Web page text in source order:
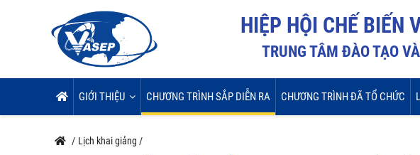
HIỆP HỘI CHẾ BIẾN
TRUNG TÂM ĐÀO TẠO
GIỚI THIỆU CHƯƠNG TRÌNH SẮP DIỄN RA CHƯƠNG TRÌNH ĐÃ TỔ CHỨC
/ Lịch khai giảng /